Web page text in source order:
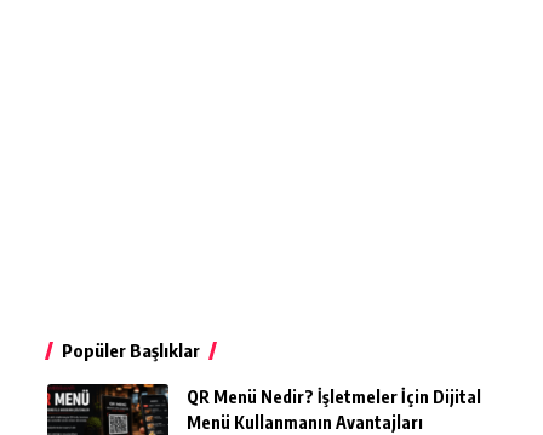
Popüler Başlıklar
QR Menü Nedir? İşletmeler İçin Dijital
Menü Kullanmanın Avantajları